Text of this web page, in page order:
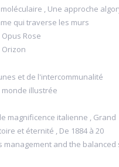
, Une approche
qui traverse les murs
Rose
Orizon
et de l'intercommunalité
illustrée
magnificence italienne , Grand
et éternité , De 1884 à 20
management and the balanced